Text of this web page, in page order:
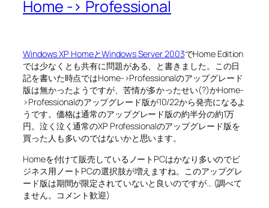
Home -> Professional
Windows XP HomeとWindows Server 2003でHome Edition
では少なくとも共有に問題がある、と書きました。この日
記を書いた時点ではHome->Professionalのアップグレード
版は無かったようですが、苦情が多かったせい(?)かHome-
>Professionalのアップグレード版が10/22から発売になるよ
うです。価格は通常のアップグレード版の約半分の約1万
円。泣く泣く通常のXP Professionalのアップグレード版を
買った人も多いのではないかと思います。
Homeを付けて販売しているノートPCはかなり多いのでビ
ジネス用ノートPCの選択肢が増えますね。このアップグレ
ード版は期間が限定されていないと良いのですが… (調べて
ません。コメント歓迎)